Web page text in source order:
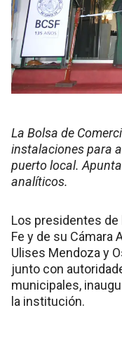
La Bolsa de
instalaciones para
puerto local.
analíticos.
Los presidentes de
Fe y de su Cámara
Ulises Mendoza y
junto con
municipales,
la institución.